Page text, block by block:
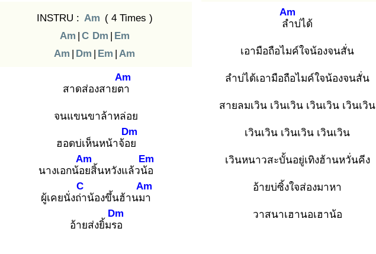
INSTRU : Am ( 4 Times )
Am | C Dm | Em
Am | Dm | Em | Am
สาดส่องสายตา
Am
จนแขนขาล้าหล่อย
ฮอดบ่เห็นหน้าจ้อย
Dm
นางเอกน้อย
Am
สิ้นหวังแล้วน้อ
Em
ผู้เคยนั่งถ่า
C
น้องขึ้นฮ้านมา
Am
อ้ายส่งยิ้มรอ
Dm
ลำ
Am
บ่ได้
เอามือถือไมค์ใจน้องจนสั่น
ลำบ่ได้เอามือถือไมค์ใจน้องจนสั่น
สายลมเวิน เวินเวิน เวินเวิน เวินเวิน
เวินเวิน เวินเวิน เวินเวิน
เวินหนาวสะบั้นอยู่เทิงฮ้านหวั่นคีง
อ้ายบ่ซิ้งใจส่องมาหา
วาสนาเฮานอเฮาน้อ